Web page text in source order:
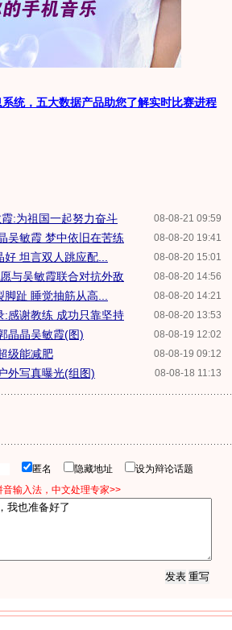
统，五大数据产品助您了解实时比赛进程
08-08-21 09:59
:为祖国一起努力奋斗
08-08-20 19:41
吴敏霞 梦中依旧在苦练
08-08-20 15:01
坦言双人跳应配...
08-08-20 14:56
与吴敏霞联合对抗外敌
08-08-20 14:21
趾 睡觉抽筋从高...
08-08-20 13:53
:感谢教练 成功只靠坚持
08-08-19 12:02
晶晶吴敏霞(图)
08-08-19 09:12
级能减肥
08-08-18 11:13
外写真曝光(组图)
匿名 隐藏地址
设为辩论话题
音输入法，中文处理专家>>